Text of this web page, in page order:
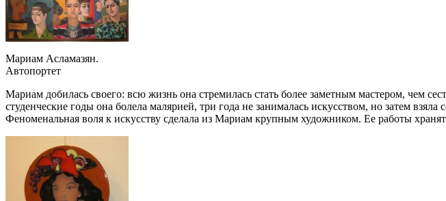
Мариам Асламазян.
Автопортет
Мариам добилась своего: всю жизнь она стремилась стать более заметным мастером, чем
студенческие годы она болела малярией, три года не занималась искусством, но затем
Феноменальная воля к искусству сделала из Мариам крупным художником. Ее работы